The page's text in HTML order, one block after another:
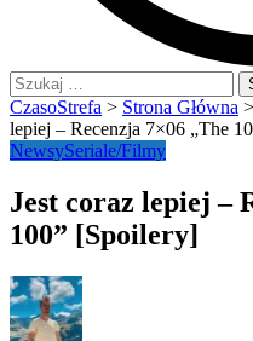
Szukaj:
CzasoStrefa > Strona Główna >
lepiej – Recenzja 7×06 „The
NewsySeriale/Filmy
Jest coraz lepiej –
100” [Spoilery]